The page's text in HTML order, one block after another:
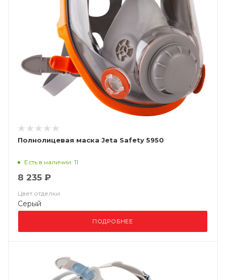
Полнолицевая маска Jeta Safety 5950
Есть в наличии: 11
8 235 ₽
Цвет отделки
Серый
ПОДРОБНЕЕ